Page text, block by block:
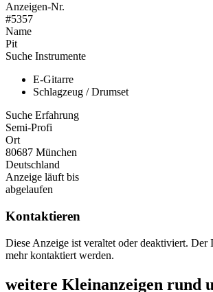
Anzeigen-Nr.
#5357
Name
Pit
Suche Instrumente
E-Gitarre
Schlagzeug / Drumset
Suche Erfahrung
Semi-Profi
Ort
80687 München
Deutschland
Anzeige läuft bis
abgelaufen
Kontaktieren
Diese Anzeige ist veraltet oder deaktiviert. Der
mehr kontaktiert werden.
weitere Kleinanzeigen rund